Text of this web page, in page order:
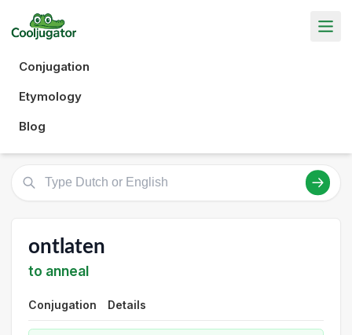
Conjugation
Etymology
Blog
ontlaten
to anneal
Conjugation Details